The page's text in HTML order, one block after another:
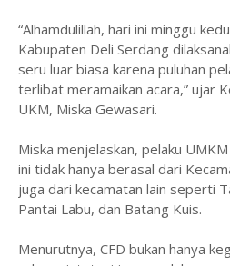
“Alhamdulillah, hari ini minggu
Kabupaten Deli Serdang
seru luar biasa karena puluhan
terlibat meramaikan acara,” ujar
UKM, Miska Gewasari.
Miska menjelaskan, pelaku
ini tidak hanya berasal dari
juga dari kecamatan lain seperti
Pantai Labu, dan Batang Kuis.
Menurutnya, CFD bukan hanya